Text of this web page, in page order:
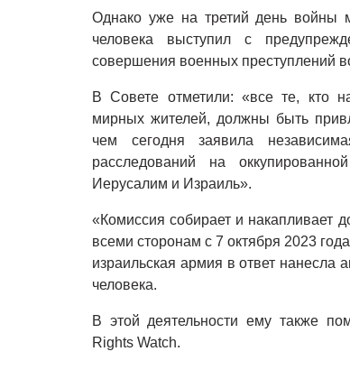
Однако уже на третий день
человека выступил с
совершения военных преступлений
В Совете отметили: «все те, кто
мирных жителей, должны быть
чем сегодня заявила
расследований на
Иерусалим и Израиль».
«Комиссия собирает и накапливает
всеми сторонам с 7 октября 2023
израильская армия в ответ нанесла
человека.
В этой деятельности ему также
Rights Watch.